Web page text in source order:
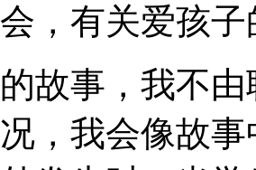
，有关爱孩
故事，我不
，我会像故